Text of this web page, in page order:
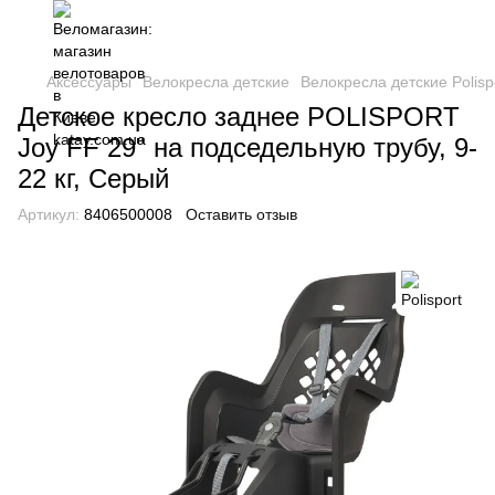
Аксессуары Велокресла детские Велокресла детские
Детское кресло заднее POLISPORT
Joy FF 29" на подседельную трубу, 9-
22 кг, Серый
Артикул: 8406500008 Оставить отзыв